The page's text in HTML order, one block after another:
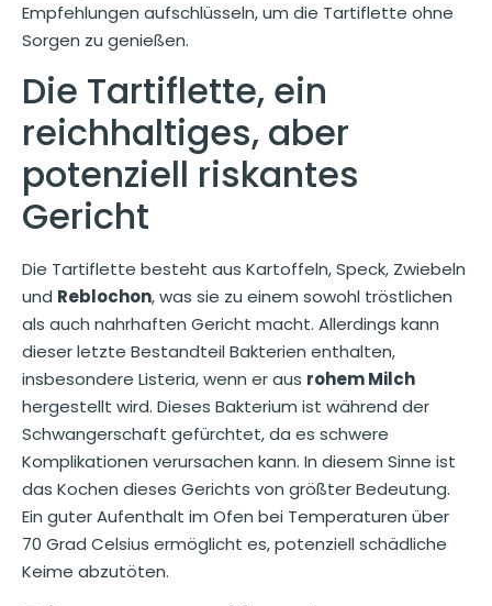
Empfehlungen aufschlüsseln, um die Tartiflette ohne
Sorgen zu genießen.
Die Tartiflette, ein
reichhaltiges, aber
potenziell riskantes
Gericht
Die Tartiflette besteht aus Kartoffeln, Speck, Zwiebeln
und Reblochon, was sie zu einem sowohl tröstlichen
als auch nahrhaften Gericht macht. Allerdings kann
dieser letzte Bestandteil Bakterien enthalten,
insbesondere Listeria, wenn er aus rohem Milch
hergestellt wird. Dieses Bakterium ist während der
Schwangerschaft gefürchtet, da es schwere
Komplikationen verursachen kann. In diesem Sinne ist
das Kochen dieses Gerichts von größter Bedeutung.
Ein guter Aufenthalt im Ofen bei Temperaturen über
70 Grad Celsius ermöglicht es, potenziell schädliche
Keime abzutöten.